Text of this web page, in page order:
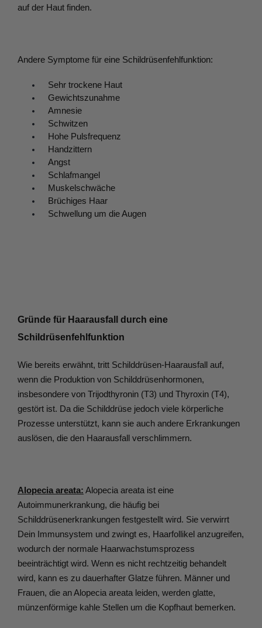
auf der Haut finden.
Andere Symptome für eine Schildrüsenfehlfunktion:
Sehr trockene Haut
Gewichtszunahme
Amnesie
Schwitzen
Hohe Pulsfrequenz
Handzittern
Angst
Schlafmangel
Muskelschwäche
Brüchiges Haar
Schwellung um die Augen
Gründe für Haarausfall durch eine
Schildrüsenfehlfunktion
Wie bereits erwähnt, tritt Schilddrüsen-Haarausfall auf,
wenn die Produktion von Schilddrüsenhormonen,
insbesondere von Trijodthyronin (T3) und Thyroxin (T4),
gestört ist. Da die Schilddrüse jedoch viele körperliche
Prozesse unterstützt, kann sie auch andere Erkrankungen
auslösen, die den Haarausfall verschlimmern.
Alopecia areata: Alopecia areata ist eine
Autoimmunerkrankung, die häufig bei
Schilddrüsenerkrankungen festgestellt wird. Sie verwirrt
Dein Immunsystem und zwingt es, Haarfollikel anzugreifen,
wodurch der normale Haarwachstumsprozess
beeinträchtigt wird. Wenn es nicht rechtzeitig behandelt
wird, kann es zu dauerhafter Glatze führen. Männer und
Frauen, die an Alopecia areata leiden, werden glatte,
münzenförmige kahle Stellen um die Kopfhaut bemerken.